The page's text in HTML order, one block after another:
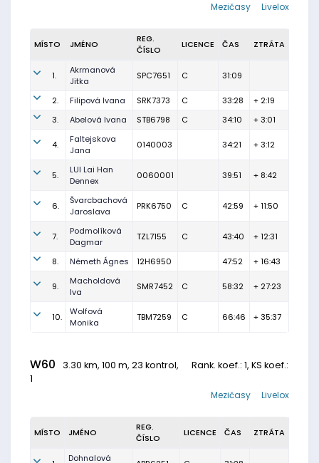
Livelox
Mezičasy
MÍSTO JMÉNO
REG.
ČÍSLO
LICENCE ČAS ZTRÁTA
1.
Akrmanová
Jitka
SPC7651 C 31:09
2. Filipová Ivana SRK7373 C 33:28
+ 2:19
3.
Abelová Ivana STB6798 C 34:10 + 3:01
4.
Faltejskova
Jana
0140003 34:21 + 3:12
5.
LUI Lai Han
Dennex
0060001 39:51 + 8:42
6.
Švarcbachová
Jaroslava
PRK6750 C 42:59 + 11:50
7.
Podmolíková
Dagmar
TZL7155 C 43:40 + 12:31
8. Németh Ágnes 12H6950 47:52 + 16:43
9.
Macholdová
Iva
SMR7452 C 58:32 + 27:23
10.
Wolfová
Monika
TBM7259 C 66:46 + 35:37
W60 3.30 km, 100 m, 23 kontrol, Rank. koef.: 1, KS koef.:
1
Livelox
Mezičasy
MÍSTO JMÉNO
REG.
ČÍSLO
LICENCE ČAS ZTRÁTA
Dohnalová